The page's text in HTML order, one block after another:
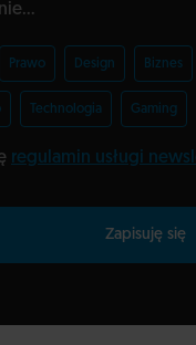
Prawo Design Biznes
Technologia Gaming
regulamin usługi
Zapisuję się